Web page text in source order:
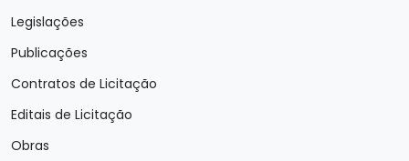
Legislações
Publicações
Contratos de Licitação
Editais de Licitação
Obras